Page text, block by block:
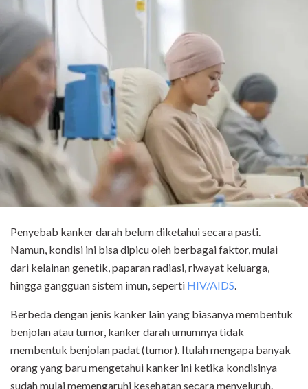
Penyebab kanker darah belum diketahui secara pasti.
Namun, kondisi ini bisa dipicu oleh berbagai faktor, mulai
dari kelainan genetik, paparan radiasi, riwayat keluarga,
hingga gangguan sistem imun, seperti HIV/AIDS
Berbeda dengan jenis kanker lain yang biasanya membentuk
benjolan atau tumor, kanker darah umumnya tidak
membentuk benjolan padat (tumor). Itulah mengapa banyak
orang yang baru mengetahui kanker ini ketika kondisinya
sudah mulai memengaruhi kesehatan secara menyeluruh.